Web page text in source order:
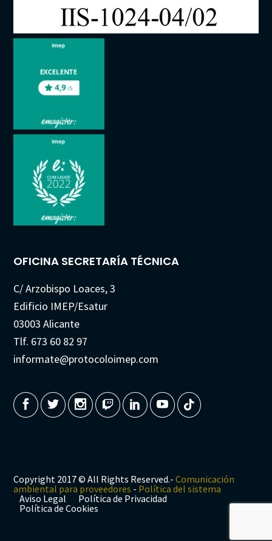
OFICINA SECRETARÍA TÉCNICA
C/ Arzobispo Loaces, 3
Edificio IMEP/Esatur
03003 Alicante
Tlf. 673 60 82 97
informate@protocoloimep.com
Copyright 2017 © All Rights Reserved.-Comunicación
ambiental para proveedores - Política del sistema
Aviso Legal
Política de Privacidad
Política de Cookies